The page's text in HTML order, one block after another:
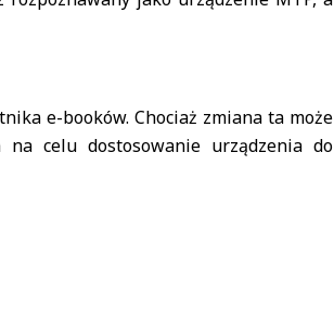
e-booków. Chociaż zmiana ta może
celu dostosowanie urządzenia do